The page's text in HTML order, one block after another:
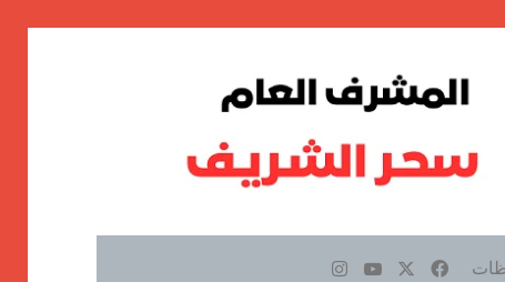
فيسبوك ‫YouTubeانستقرام